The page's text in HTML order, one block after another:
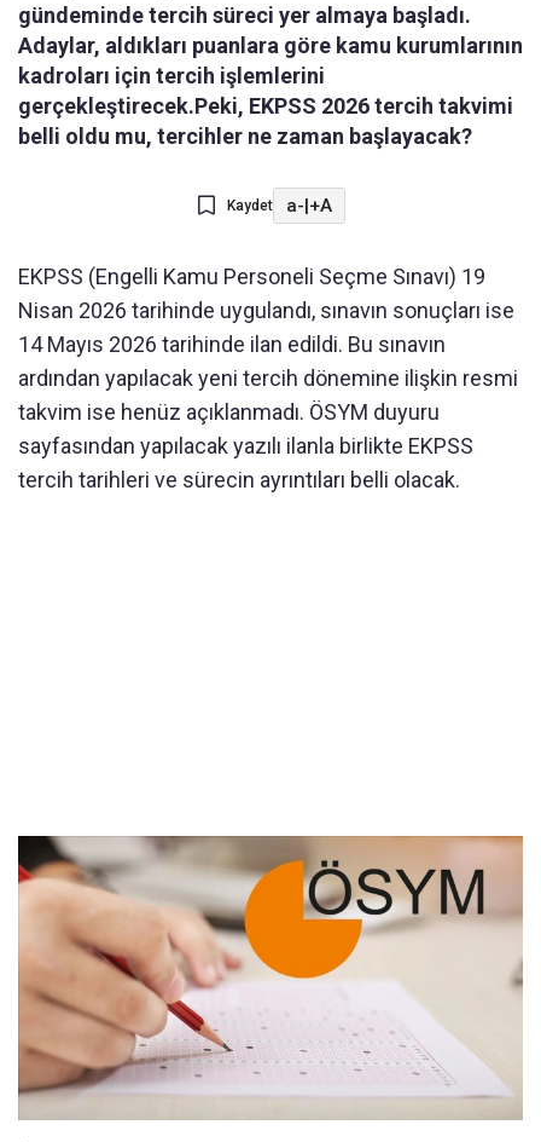
gündeminde tercih süreci yer almaya başladı.
Adaylar, aldıkları puanlara göre kamu kurumlarının
kadroları için tercih işlemlerini
gerçekleştirecek.Peki, EKPSS 2026 tercih takvimi
belli oldu mu, tercihler ne zaman başlayacak?
Kaydet a-|+A
EKPSS (Engelli Kamu Personeli Seçme Sınavı) 19
Nisan 2026 tarihinde uygulandı, sınavın sonuçları ise
14 Mayıs 2026 tarihinde ilan edildi. Bu sınavın
ardından yapılacak yeni tercih dönemine ilişkin resmi
takvim ise henüz açıklanmadı. ÖSYM duyuru
sayfasından yapılacak yazılı ilanla birlikte EKPSS
tercih tarihleri ve sürecin ayrıntıları belli olacak.